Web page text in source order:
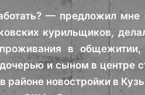
— предложил мне
курильщиков,
в общежитии,
и сыном в центре
новостройки в